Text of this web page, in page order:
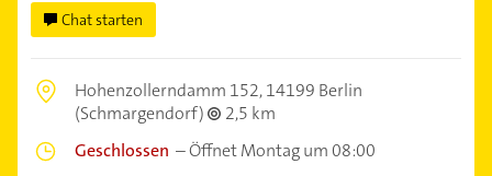
Chat starten
Hohenzollerndamm 152,14199 Berlin
(Schmargendorf)
2,5 km
Geschlossen –Öffnet Montag um 08:00